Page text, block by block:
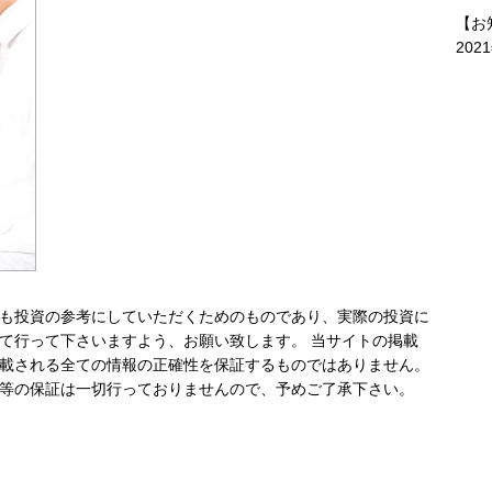
投資の参考にしていただくためのものであり、実際の投資に
行って下さいますよう、お願い致します。 当サイトの掲載
される全ての情報の正確性を保証するものではありません。
の保証は一切行っておりませんので、予めご了承下さい。
【